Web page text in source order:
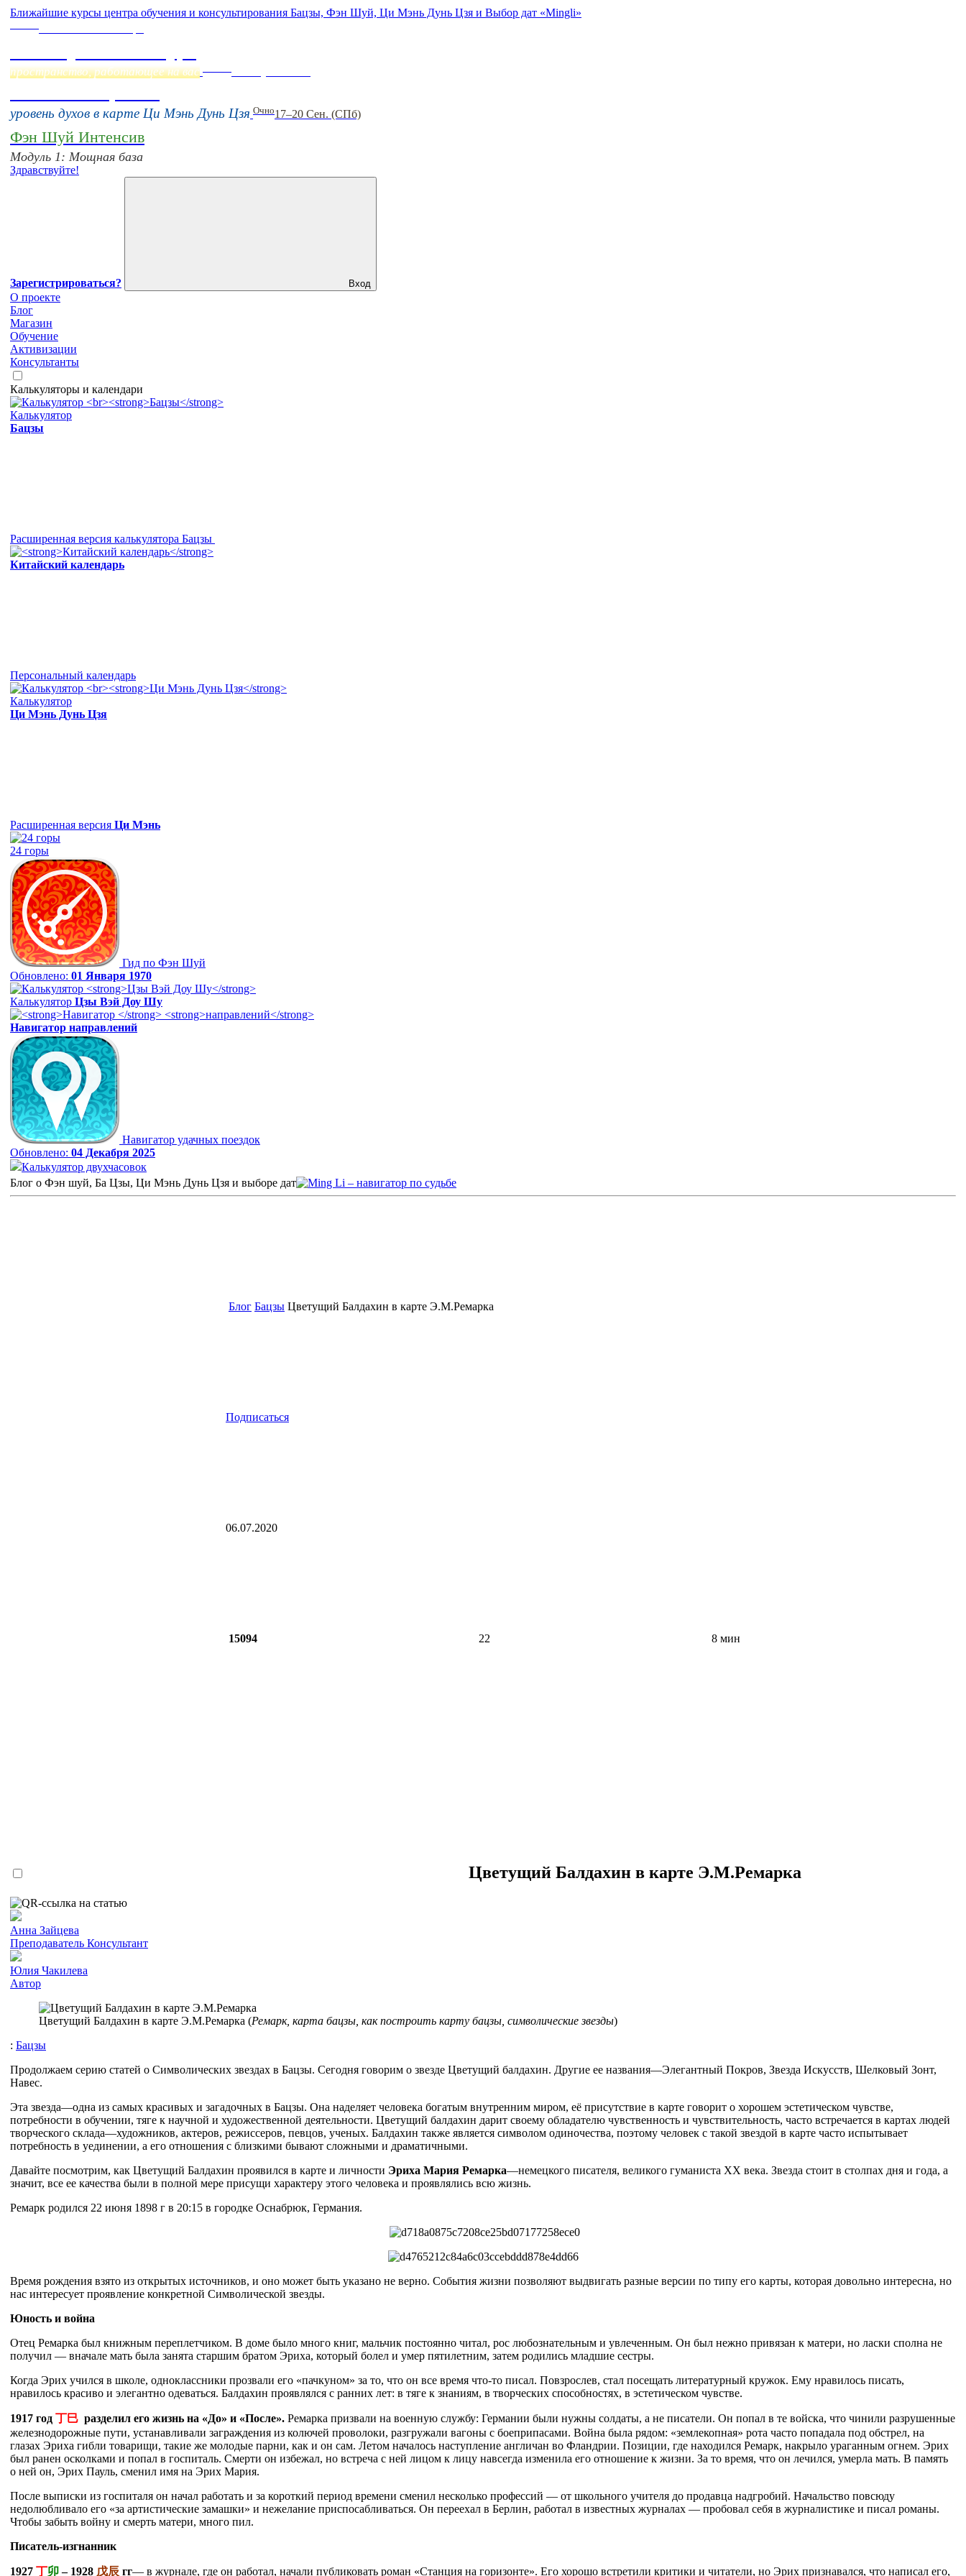
Ближайшие курсы центра обучения и консультирования Бацзы, Фэн Шуй, Ци Мэнь Дунь Цзя и Выбор дат «Mingli»
пространство, работающее на вас
уровень духов в карте Ци Мэнь Дунь Цзя Очно17–20 Сен. (СПб)
Фэн Шуй Интенсив
Модуль 1: Мощная база
Здравствуйте!
Зарегистрироваться? Вход
О проекте
Блог
Магазин
Обучение
Активизации
Консультанты
Калькуляторы и календари
Калькулятор
Бацзы
Расширенная версия калькулятора Бацзы
Китайский календарь
Персональный календарь
Калькулятор
Ци Мэнь Дунь Цзя
Расширенная версия Ци Мэнь
24 горы
Гид по Фэн Шуй
Обновлено: 01 Января 1970
Калькулятор Цзы Вэй Доу Шу
Навигатор направлений
Навигатор удачных поездок
Обновлено: 04 Декабря 2025
Калькулятор двухчасовок
Блог о Фэн шуй, Ба Цзы, Ци Мэнь Дунь Цзя и выборе дат
Блог Бацзы Цветущий Балдахин в карте Э.М.Ремарка
Подписаться
06.07.2020
15094 22 8 мин
Цветущий Балдахин в карте Э.М.Ремарка
Анна Зайцева
Преподаватель Консультант
Юлия Чакилева
Автор
Цветущий Балдахин в карте Э.М.Ремарка (Ремарк, карта бацзы, как построить карту бацзы, символические звезды)
: Бацзы
Продолжаем серию статей о Символических звездах в Бацзы. Сегодня говорим о звезде Цветущий балдахин. Другие ее названия—Элегантный Покров, Звезда Искусств, Шелковый Зонт,
Навес.
Эта звезда—одна из самых красивых и загадочных в Бацзы. Она наделяет человека богатым внутренним миром, её присутствие в карте говорит о хорошем эстетическом чувстве,
потребности в обучении, тяге к научной и художественной деятельности. Цветущий балдахин дарит своему обладателю чувственность и чувствительность, часто встречается в картах людей
творческого склада—художников, актеров, режиссеров, певцов, ученых. Балдахин также является символом одиночества, поэтому человек с такой звездой в карте часто испытывает
потребность в уединении, а его отношения с близкими бывают сложными и драматичными.
Давайте посмотрим, как Цветущий Балдахин проявился в карте и личности Эриха Мария Ремарка—немецкого писателя, великого гуманиста XX века. Звезда стоит в столпах дня и года, а
значит, все ее качества были в полной мере присущи характеру этого человека и проявлялись всю жизнь.
Ремарк родился 22 июня 1898 г в 20:15 в городке Оснабрюк, Германия.
Время рождения взято из открытых источников, и оно может быть указано не верно. События жизни позволяют выдвигать разные версии по типу его карты, которая довольно интересна, но
нас интересует проявление конкретной Символической звезды.
Юность и война
Отец Ремарка был книжным переплетчиком. В доме было много книг, мальчик постоянно читал, рос любознательным и увлеченным. Он был нежно привязан к матери, но ласки сполна не
получил — вначале мать была занята старшим братом Эриха, который болел и умер пятилетним, затем родились младшие сестры.
Когда Эрих учился в школе, одноклассники прозвали его «пачкуном» за то, что он все время что-то писал. Повзрослев, стал посещать литературный кружок. Ему нравилось писать,
нравилось красиво и элегантно одеваться. Балдахин проявлялся с ранних лет: в тяге к знаниям, в творческих способностях, в эстетическом чувстве.
1917 год 丁巳 разделил его жизнь на «До» и «После». Ремарка призвали на военную службу: Германии были нужны солдаты, а не писатели. Он попал в те войска, что чинили разрушенные
железнодорожные пути, устанавливали заграждения из колючей проволоки, разгружали вагоны с боеприпасами. Война была рядом: «землекопная» рота часто попадала под обстрел, на
глазах Эриха гибли товарищи, такие же молодые парни, как и он сам. Летом началось наступление англичан во Фландрии. Позиции, где находился Ремарк, накрыло ураганным огнем. Эрих
был ранен осколками и попал в госпиталь. Смерти он избежал, но встреча с ней лицом к лицу навсегда изменила его отношение к жизни. За то время, что он лечился, умерла мать. В память
о ней он, Эрих Пауль, сменил имя на Эрих Мария.
После выписки из госпиталя он начал работать и за короткий период времени сменил несколько профессий — от школьного учителя до продавца надгробий. Начальство повсюду
недолюбливало его «за артистические замашки» и нежелание приспосабливаться. Он переехал в Берлин, работал в известных журналах — пробовал себя в журналистике и писал романы.
Чтобы забыть войну и смерть матери, много пил.
Писатель-изгнанник
1927 丁卯– 1928 戊辰 гг— в журнале, где он работал, начали публиковать роман «Станция на горизонте». Его хорошо встретили критики и читатели, но Эрих признавался, что написал его,